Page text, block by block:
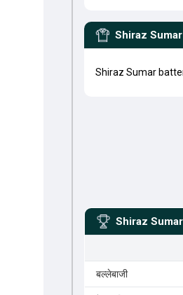
Shiraz Sumar
Shiraz Sumar
Shiraz Sumar
बल्लेबाजी